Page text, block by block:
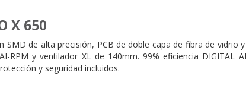
X 650
de alta precisión, PCB de doble capa de fibra de vidrio
y ventilador XL de 140mm. 99% eficiencia DIGITAL
y seguridad incluidos.